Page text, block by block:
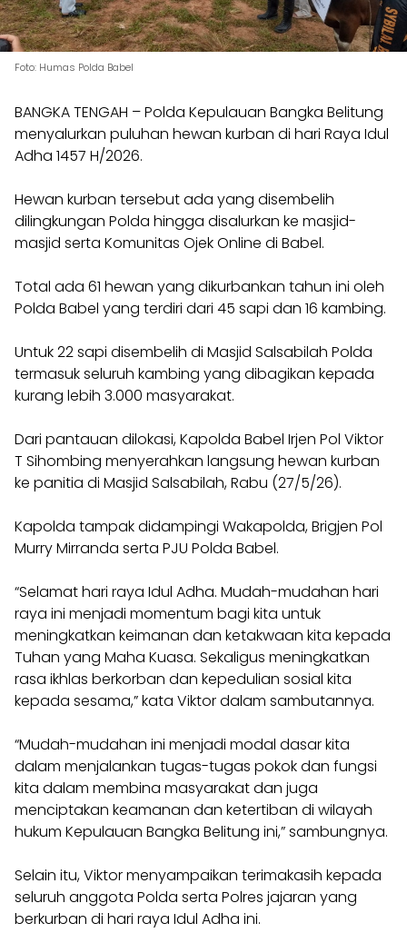
Foto: Humas Polda Babel
BANGKA TENGAH – Polda Kepulauan Bangka Belitung
menyalurkan puluhan hewan kurban di hari Raya Idul
Adha 1457 H/2026.
Hewan kurban tersebut ada yang disembelih
dilingkungan Polda hingga disalurkan ke masjid-
masjid serta Komunitas Ojek Online di Babel.
Total ada 61 hewan yang dikurbankan tahun ini oleh
Polda Babel yang terdiri dari 45 sapi dan 16 kambing.
Untuk 22 sapi disembelih di Masjid Salsabilah Polda
termasuk seluruh kambing yang dibagikan kepada
kurang lebih 3.000 masyarakat.
Dari pantauan dilokasi, Kapolda Babel Irjen Pol Viktor
T Sihombing menyerahkan langsung hewan kurban
ke panitia di Masjid Salsabilah, Rabu (27/5/26).
Kapolda tampak didampingi Wakapolda, Brigjen Pol
Murry Mirranda serta PJU Polda Babel.
“Selamat hari raya Idul Adha. Mudah-mudahan hari
raya ini menjadi momentum bagi kita untuk
meningkatkan keimanan dan ketakwaan kita kepada
Tuhan yang Maha Kuasa. Sekaligus meningkatkan
rasa ikhlas berkorban dan kepedulian sosial kita
kepada sesama,” kata Viktor dalam sambutannya.
“Mudah-mudahan ini menjadi modal dasar kita
dalam menjalankan tugas-tugas pokok dan fungsi
kita dalam membina masyarakat dan juga
menciptakan keamanan dan ketertiban di wilayah
hukum Kepulauan Bangka Belitung ini,” sambungnya.
Selain itu, Viktor menyampaikan terimakasih kepada
seluruh anggota Polda serta Polres jajaran yang
berkurban di hari raya Idul Adha ini.